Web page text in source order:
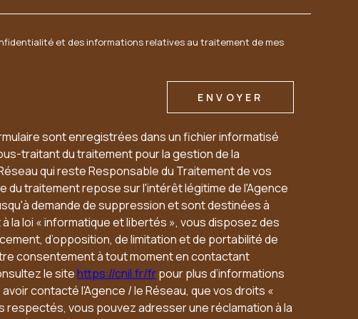
1 PLACE DE L'EGLISE OUZOUER LE MARCHÉ
et des informations relatives au traitement de mes
ENVOYER
sont enregistrées dans un fichier informatisé
traitant du traitement pour la gestion de la
qui reste Responsable du Traitement de vos
du traitement repose sur l'intérêt légitime de l'Agence
demande de suppression et sont destinées à
la loi « informatique et libertés », vous disposez des
d’opposition, de limitation et de portabilité de
consentement à tout moment en contactant
le sitehttps://cnil.fr/frpour plus d’informations
contacté l'Agence / le Réseau, que vos droits «
respectés, vous pouvez adresser une réclamation à la